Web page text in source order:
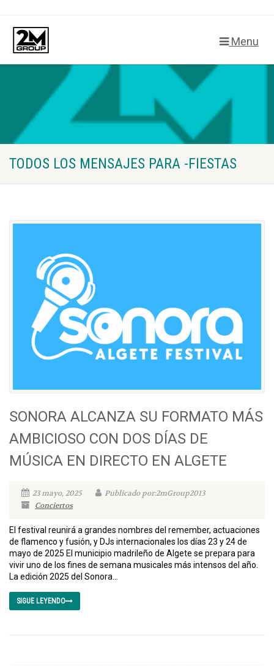
Menu
TODOS LOS MENSAJES PARA -FIESTAS
SONORA ALCANZA SU FORMATO MÁS
AMBICIOSO CON DOS DÍAS DE
MÚSICA EN DIRECTO EN ALGETE
23 mayo, 2025
Publicado por:2mGroup2013
Conciertos
El festival reunirá a grandes nombres del remember, actuaciones
de flamenco y fusión, y DJs internacionales los días 23 y 24 de
mayo de 2025 El municipio madrileño de Algete se prepara para
vivir uno de los fines de semana musicales más intensos del año.
La edición 2025 del Sonora...
SIGUE LEYENDO